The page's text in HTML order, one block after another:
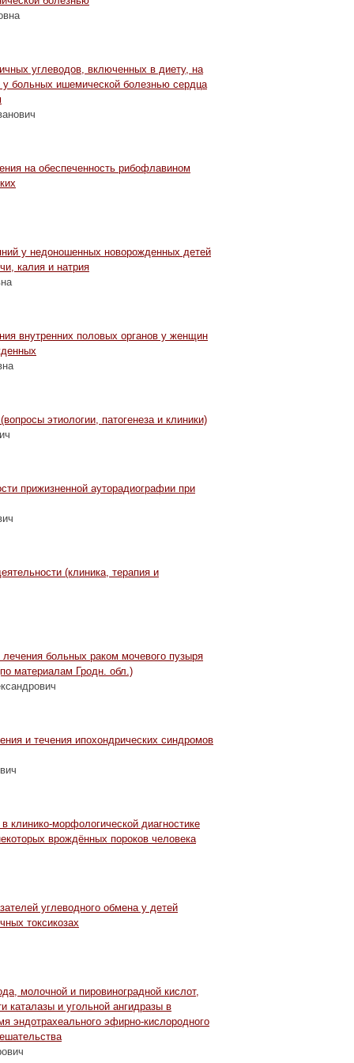
углеводов, включенных в диету, на
у больных ишемической болезнью сердца
на обеспеченность рибофлавином
у недоношенных новорожденных детей
калия и натрия
внутренних половых органов у женщин
этиологии, патогенеза и клиники)
прижизненной ауторадиографии при
(клиника, терапия и
лечения больных раком мочевого пузыря
материалам Гродн. обл.)
и течения ипохондрических синдромов
клинико-морфологической диагностике
врождённых пороков человека
углеводного обмена у детей
токсикозах
молочной и пировиноградной кислот,
каталазы и угольной ангидразы в
эндотрахеального эфирно-кислородного